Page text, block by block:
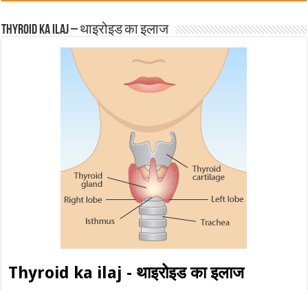
Thyroid ka ilaj – थाइरोइड का इलाज
Thyroid ka ilaj - थाइरोइड का इलाज